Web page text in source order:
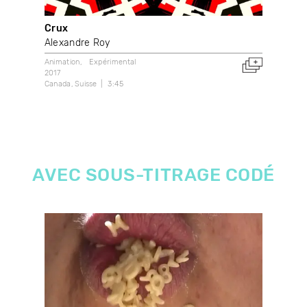
Crux
Alexandre Roy
Animation
Expérimental
2017
Canada Suisse 3:45
AVEC SOUS-TITRAGE CODÉ